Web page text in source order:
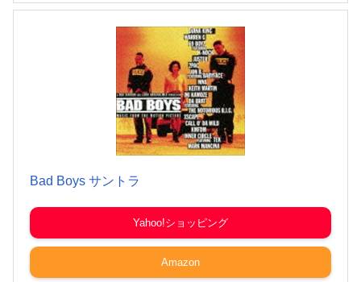
Bad Boys サントラ
Yahoo!ショッピング
Amazon